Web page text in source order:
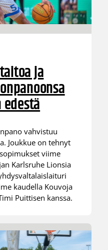
ja
vahvistuu
Joukkue on tehnyt
viime
Karlsruhe Lionsia
kaudella Kouvoja
Puittisen kanssa.